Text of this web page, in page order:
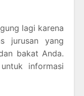
lagi karena
jurusan yang
bakat Anda.
informasi